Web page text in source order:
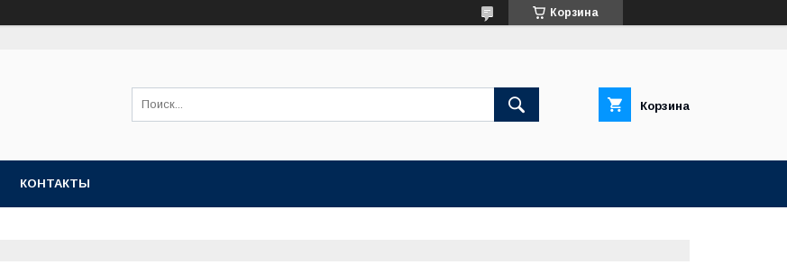
Корзина
Корзина
КОНТАКТЫ